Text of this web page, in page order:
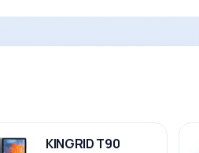
KINGRID T90